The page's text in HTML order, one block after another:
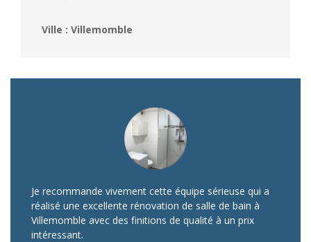
Ville : Villemomble
Je recommande vivement cette équipe sérieuse qui a
réalisé une excellente rénovation de salle de bain à
Villemomble avec des finitions de qualité à un prix
intéressant.